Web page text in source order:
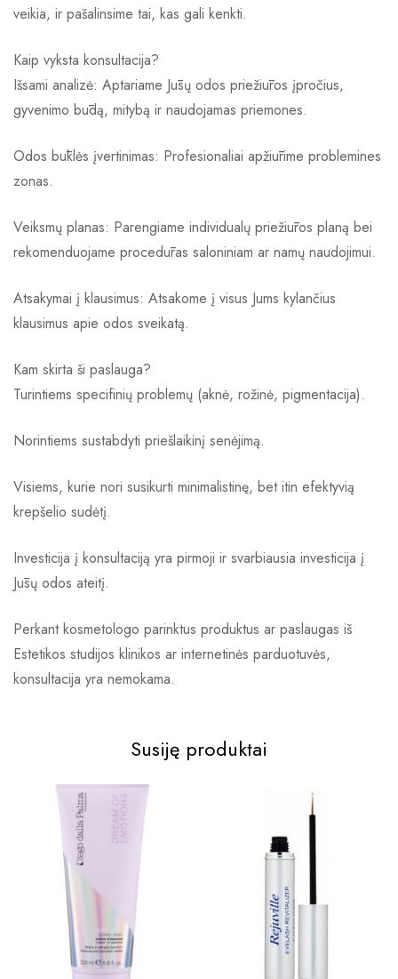
veikia, ir pašalinsime tai, kas gali kenkti.
Kaip vyksta konsultacija?
Išsami analizė: Aptariame Jūsų odos priežiūros įpročius,
gyvenimo būdą, mitybą ir naudojamas priemones.
Odos būklės įvertinimas: Profesionaliai apžiūrime problemines
zonas.
Veiksmų planas: Parengiame individualų priežiūros planą bei
rekomenduojame procedūras saloniniam ar namų naudojimui.
Atsakymai į klausimus: Atsakome į visus Jums kylančius
klausimus apie odos sveikatą.
Kam skirta ši paslauga?
Turintiems specifinių problemų (aknė, rožinė, pigmentacija).
Norintiems sustabdyti priešlaikinį senėjimą.
Visiems, kurie nori susikurti minimalistinę, bet itin efektyvią
krepšelio sudėtį.
Investicija į konsultaciją yra pirmoji ir svarbiausia investicija į
Jūsų odos ateitį.
Perkant kosmetologo parinktus produktus ar paslaugas iš
Estetikos studijos klinikos ar internetinės parduotuvės,
konsultacija yra nemokama.
Susiję produktai